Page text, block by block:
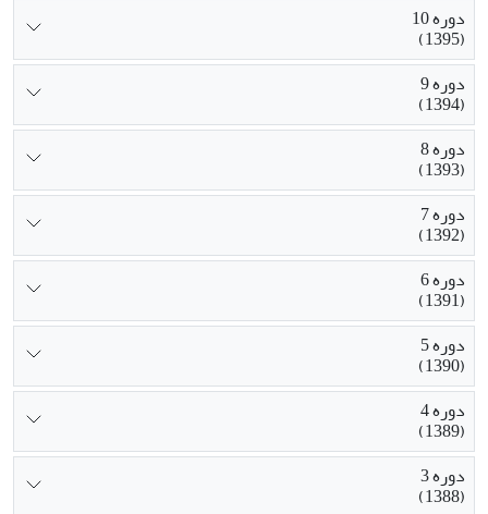
دوره 10
(1395)
دوره 9
(1394)
دوره 8
(1393)
دوره 7
(1392)
دوره 6
(1391)
دوره 5
(1390)
دوره 4
(1389)
دوره 3
(1388)